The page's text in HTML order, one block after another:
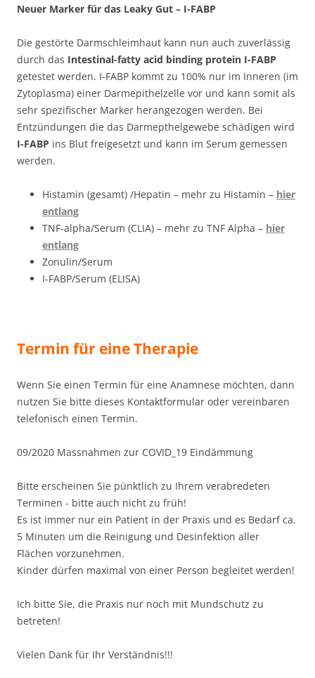
Neuer Marker für das Leaky Gut – I-FABP
Die gestörte Darmschleimhaut kann nun auch zuverlässig
durch das Intestinal-fatty acid binding protein I-FABP
getestet werden. I-FABP kommt zu 100% nur im Inneren (im
Zytoplasma) einer Darmepithelzelle vor und kann somit als
sehr spezifischer Marker herangezogen werden. Bei
Entzündungen die das Darmepthelgewebe schädigen wird
I-FABP ins Blut freigesetzt und kann im Serum gemessen
werden.
Histamin (gesamt) /Hepatin – mehr zu Histamin – hier
entlang
TNF-alpha/Serum (CLIA) – mehr zu TNF Alpha – hier
entlang
Zonulin/Serum
I-FABP/Serum (ELISA)
Termin für eine Therapie
Wenn Sie einen Termin für eine Anamnese möchten, dann
nutzen Sie bitte dieses Kontaktformular oder vereinbaren
telefonisch einen Termin.
09/2020 Massnahmen zur COVID_19 Eindämmung
Bitte erscheinen Sie pünktlich zu Ihrem verabredeten
Terminen - bitte auch nicht zu früh!
Es ist immer nur ein Patient in der Praxis und es Bedarf ca.
5 Minuten um die Reinigung und Desinfektion aller
Flächen vorzunehmen.
Kinder dürfen maximal von einer Person begleitet werden!
Ich bitte Sie, die Praxis nur noch mit Mundschutz zu
betreten!
Vielen Dank für Ihr Verständnis!!!